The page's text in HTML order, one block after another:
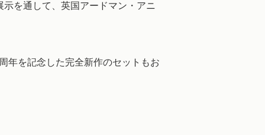
を通して、英国アードマン・アニ
年を記念した完全新作のセットもお